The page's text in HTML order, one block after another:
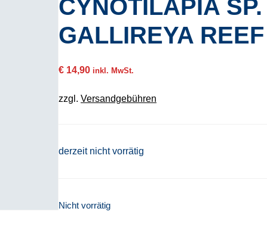
CYNOTILAPIA
GALLIREYA REEF
€ 14,90 inkl. MwSt.
zzgl. Versandgebühren
derzeit nicht vorrätig
Nicht vorrätig